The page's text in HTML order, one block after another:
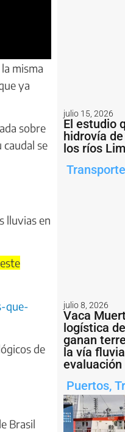
misma
ya
sobre
se
lluvias en
que-
de
Brasil
julio 15, 2026
El estudio
hidrovía
los ríos
julio 8, 2026
Vaca
logística
ganan
la vía
evaluación
Puertos,